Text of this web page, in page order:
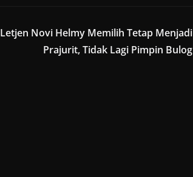
Letjen Novi Helmy Memilih Tetap Menjadi
Prajurit, Tidak Lagi Pimpin Bulog